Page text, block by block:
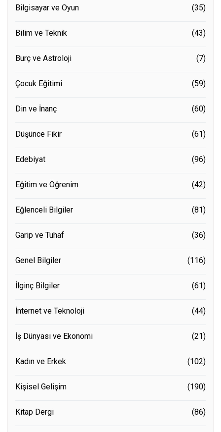
Bilgisayar ve Oyun (35)
Bilim ve Teknik (43)
Burç ve Astroloji (7)
Çocuk Eğitimi (59)
Din ve İnanç (60)
Düşünce Fikir (61)
Edebiyat (96)
Eğitim ve Öğrenim (42)
Eğlenceli Bilgiler (81)
Garip ve Tuhaf (36)
Genel Bilgiler (116)
İlginç Bilgiler (61)
İnternet ve Teknoloji (44)
İş Dünyası ve Ekonomi (21)
Kadın ve Erkek (102)
Kişisel Gelişim (190)
Kitap Dergi (86)